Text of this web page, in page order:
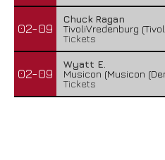
02-09
Chuck Ragan
TivoliVredenburg
Tickets
02-09
Wyatt E.
Musicon (Musicon
Tickets